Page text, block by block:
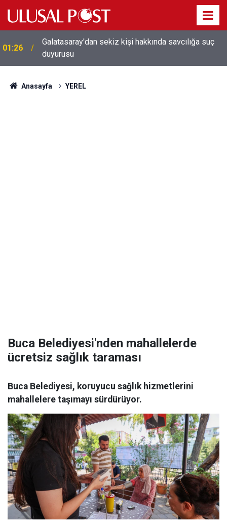
01:26
Galatasaray'dan sekiz kişi hakkında savcılığa suç
duyurusu
Anasayfa YEREL
Buca Belediyesi'nden mahallelerde
ücretsiz sağlık taraması
Buca Belediyesi, koruyucu sağlık hizmetlerini
mahallelere taşımayı sürdürüyor.